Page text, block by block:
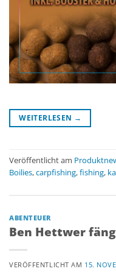
WEITERLESEN →
Veröffentlicht am
Boilies,carpfishing,fishing,
ABENTEUER
Ben Hettwer
VERÖFFENTLICHT AM 15.